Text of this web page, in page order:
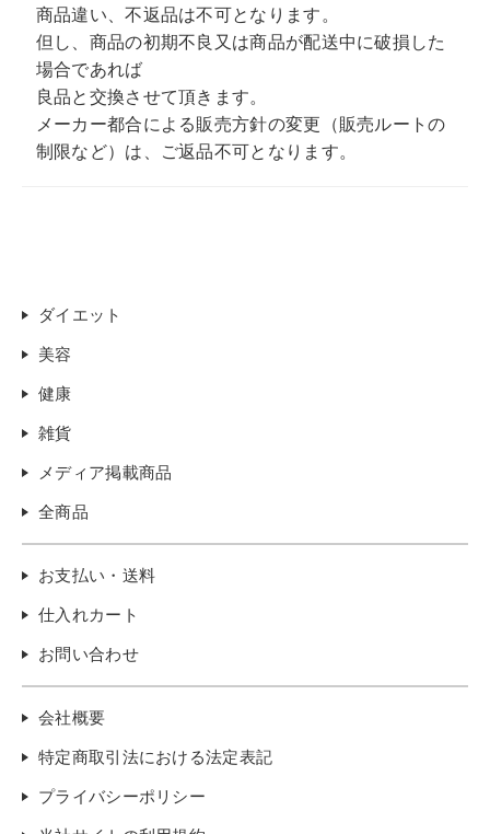
商品違い、不返品は不可となります。
但し、商品の初期不良又は商品が配送中に破損した
場合であれば
良品と交換させて頂きます。
メーカー都合による販売方針の変更（販売ルートの
制限など）は、ご返品不可となります。
ダイエット
美容
健康
雑貨
メディア掲載商品
全商品
お支払い・送料
仕入れカート
お問い合わせ
会社概要
特定商取引法における法定表記
プライバシーポリシー